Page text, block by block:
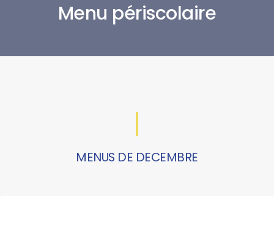
Menu périscolaire
MENUS DE DECEMBRE